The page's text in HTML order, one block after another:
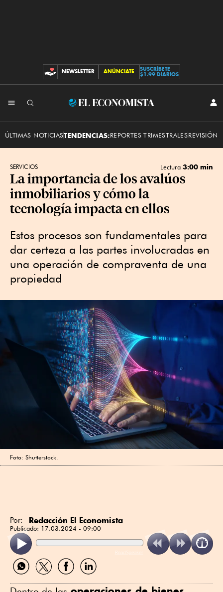
CONTRIBUCIONES
NEWSLETTER ANÚNCIATE
SUSCRÍBETE
$1.99 DIARIOS
El
ÚLTIMAS NOTICIASTENDENCIAS:REPORTES TRIMESTRALESREVISIÓN
SERVICIOS Lectura 3:00 min
La importancia de los avalúos
inmobiliarios y cómo la
tecnología impacta en ellos
Estos procesos son fundamentales para
dar certeza a las partes involucradas en
una operación de compraventa de una
propiedad
Foto: Shutterstock.
Por: Redacción El Economista
Publicado: 17.03.2024 - 09:00
ReadSpeaker
Compartir
por
Compartir
por
Compartir
por
Compartir
por